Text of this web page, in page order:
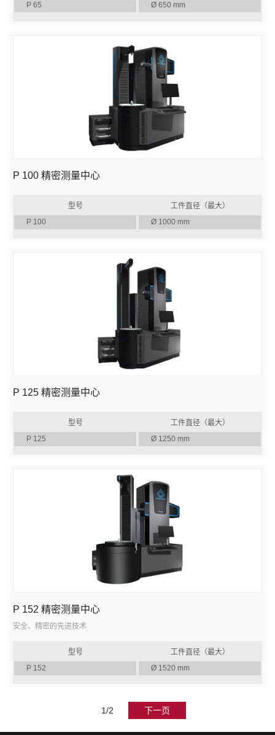
P 65
Ø 650 mm
P 100 精密测量中心
型号
工件直径（最大）
P 100
Ø 1000 mm
P 125 精密测量中心
型号
工件直径（最大）
P 125
Ø 1250 mm
P 152 精密测量中心
安全、精密的先进技术
型号
工件直径（最大）
P 152
Ø 1520 mm
1/2 下一页